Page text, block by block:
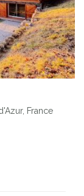
France